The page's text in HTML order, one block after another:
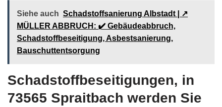
Siehe auch Schadstoffsanierung Albstadt | ↗️
MÜLLER ABBRUCH: ✔️ Gebäudeabbruch,
Schadstoffbeseitigung, Asbestsanierung,
Bauschuttentsorgung
Schadstoffbeseitigungen, in
73565 Spraitbach werden Sie